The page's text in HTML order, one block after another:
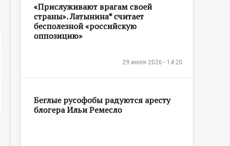
«Прислуживают врагам своей
страны». Латынина* считает
бесполезной «российскую
оппозицию»
29 июля 2026 - 14:20
Беглые русофобы радуются аресту
блогера Ильи Ремесло